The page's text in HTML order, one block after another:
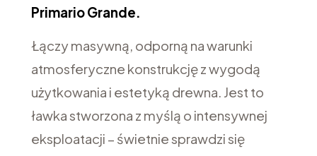
Primario Grande.
Łączy masywną, odporną na warunki
atmosferyczne konstrukcję z wygodą
użytkowania i estetyką drewna. Jest to
ławka stworzona z myślą o intensywnej
eksploatacji – świetnie sprawdzi się